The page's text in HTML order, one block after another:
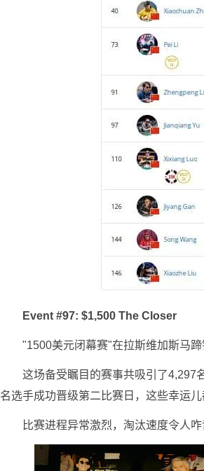
Event #97: $1,500 The Closer
"1500美元闭幕赛"在拉斯维加斯马蹄
这场备受瞩目的赛事共吸引了4,297
名选手成功晋级第二比赛日，这些幸运
比赛进程异常激烈，淘汰速度令人咋